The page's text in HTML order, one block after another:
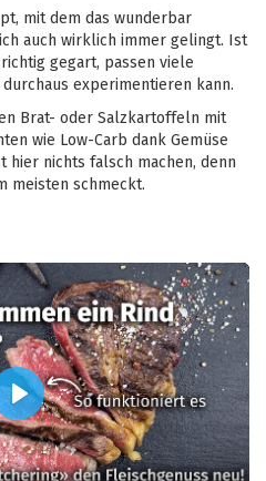
mit dem das wunderbar
auch wirklich immer gelingt. Ist
gegart, passen viele
experimentieren kann.
Brat- oder Salzkartoffeln mit
wie Low-Carb dank Gemüse
hier nichts falsch machen, denn
meisten schmeckt.
Play